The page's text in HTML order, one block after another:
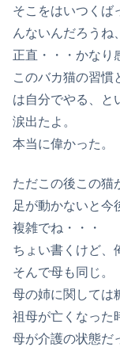
そこをはいつくば
んないんだろうね
正直・・・かなり
このバカ猫の習慣
は自分でやる、と
涙出たよ。
本当に偉かった。
ただこの後この猫
足が動かないと今
複雑でね・・・
ちょい書くけど、
そんで母も同じ。
母の姉に関しては
祖母が亡くなった
母が介護の状態だ